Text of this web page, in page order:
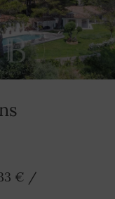
€ /